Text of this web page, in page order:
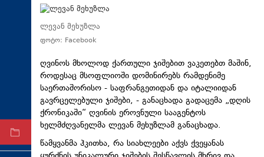
თავდაცვა
რეგიონი
სპორტი
ტექნოლოგიები
ტაბლოიდი
ლევან მეხუზლა
ფოტო: Facebook
ღვინოს მხოლოდ ქართული ჯიშებით ვაკეთებთ მაშინ,
როდესაც მსოფლიოში დომინირებს რამდენიმე
საერთაშორისო - საფრანგეთიდან და იტალიიდან
გავრცელებული ჯიშები, - განაცხადა გადაცემა „დღის
ქრონიკაში“ ღვინის ეროვნული სააგენტოს
ხელმძღვანელმა ლევან მეხუზლამ განაცხადა.
წამყვანმა ჰკითხა, რა სიახლეები აქვს ქვეყანას